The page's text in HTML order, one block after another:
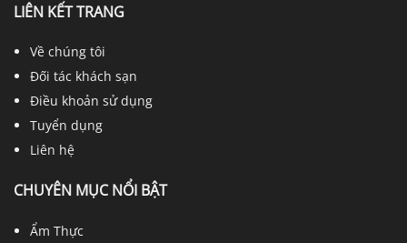
LIÊN KẾT TRANG
Về chúng tôi
Đối tác khách sạn
Điều khoản sử dụng
Tuyển dụng
Liên hệ
CHUYÊN MỤC NỔI BẬT
Ẩm Thực